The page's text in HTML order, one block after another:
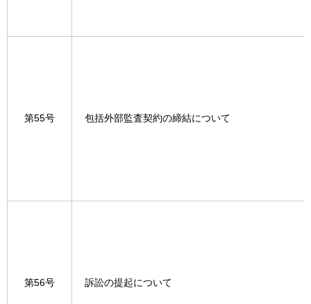
第55号 包括外部監査契約の締結について
第56号 訴訟の提起について